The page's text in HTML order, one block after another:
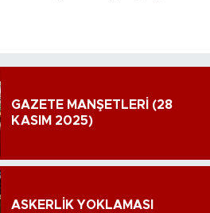
GAZETE MANŞETLERİ (28
KASIM 2025)
ASKERLİK YOKLAMASI